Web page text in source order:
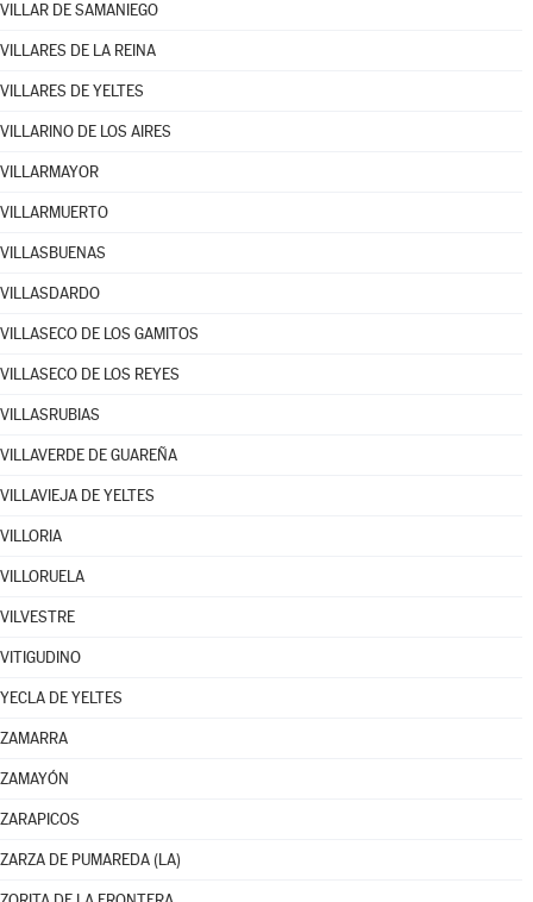
VILLAR DE SAMANIEGO
VILLARES DE LA REINA
VILLARES DE YELTES
VILLARINO DE LOS AIRES
VILLARMAYOR
VILLARMUERTO
VILLASBUENAS
VILLASDARDO
VILLASECO DE LOS GAMITOS
VILLASECO DE LOS REYES
VILLASRUBIAS
VILLAVERDE DE GUAREÑA
VILLAVIEJA DE YELTES
VILLORIA
VILLORUELA
VILVESTRE
VITIGUDINO
YECLA DE YELTES
ZAMARRA
ZAMAYÓN
ZARAPICOS
ZARZA DE PUMAREDA (LA)